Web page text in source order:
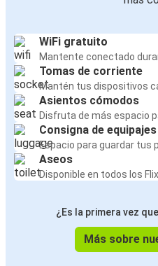
WiFi gratuito
Mantente conectado
Tomas de corriente
Mantén tus dispositivos
Asientos cómodos
Disfruta de más espacio
Consigna de equipajes
Espacio para guardar tus
Aseos
Disponible en todos los
¿Es la primera vez
Más sobre